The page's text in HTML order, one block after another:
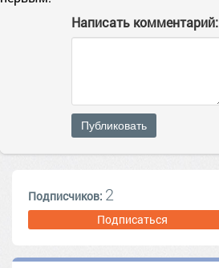
Написать комментарий:
Публиковать
Подписчиков: 2
Подписаться